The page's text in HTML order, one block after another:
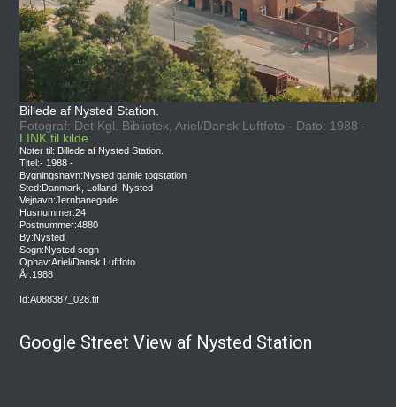
Billede af Nysted Station.
Fotograf: Det Kgl. Bibliotek, Ariel/Dansk Luftfoto - Dato: 1988 -
LINK til kilde.
Noter til: Billede af Nysted Station.
Titel:- 1988 -
Bygningsnavn:Nysted gamle togstation
Sted:Danmark, Lolland, Nysted
Vejnavn:Jernbanegade
Husnummer:24
Postnummer:4880
By:Nysted
Sogn:Nysted sogn
Ophav:Ariel/Dansk Luftfoto
År:1988
Id:A088387_028.tif
Google Street View af Nysted Station